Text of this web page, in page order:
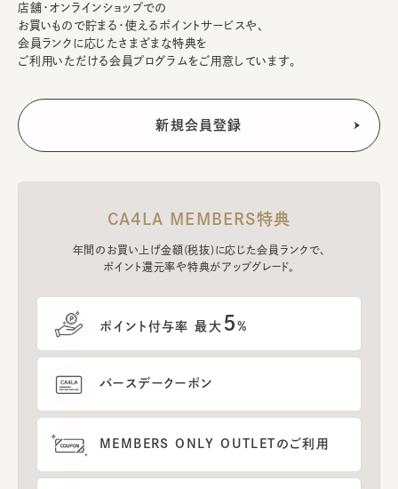
店舗・オンラインショップでの
お買いもので貯まる・使えるポイントサービスや、
会員ランクに応じたさまざまな特典を
ご利用いただける会員プログラムをご用意しています。
CA4LA MEMBERS特典
年間のお買い上げ金額(税抜)に応じた会員ランクで、
ポイント還元率や特典がアップグレード。
ポイント付与率 最大 5%
バースデークーポン
MEMBERS ONLY OUTLETのご利用